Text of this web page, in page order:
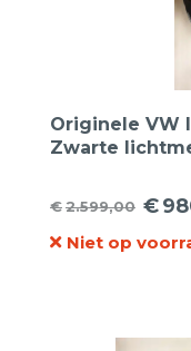
Originele VW
Zwarte
€2.599,00
prijs
€
Huidige
prijs
Niet op